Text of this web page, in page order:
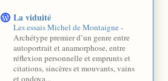
La viduité
Les essais Michel de Montaigne-
Archétype premier d’un genre entre
autoportrait et anamorphose, entre
réflexion personnelle et emprunts et
citations, sincères et mouvants, vains
et ondoya...